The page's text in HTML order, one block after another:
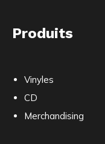
Produits
Vinyles
CD
Merchandising